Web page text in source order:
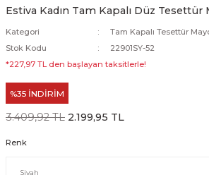
Estiva Kadın Tam Kapalı Düz Tesettür
Kategori
Tam Kapalı Tesettür
Stok Kodu
22901SY-52
*227,97 TL den başlayan taksitlerle!
%35 İNDİRİM
3.409,92 TL 2.199,95 TL
Renk